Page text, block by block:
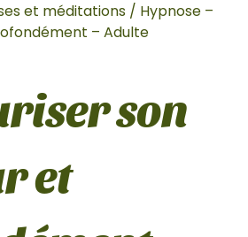
et méditations / Hypnose –
– Adulte
son
et